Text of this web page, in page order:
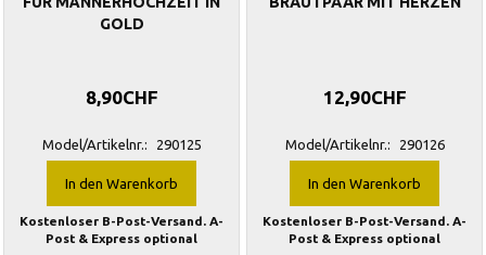
GOLD
8,90CHF
Model/Artikelnr.: 290125
In den Warenkorb
Kostenloser B-Post-Versand. A-
Post & Express optional
12,90CHF
Model/Artikelnr.: 290126
In den Warenkorb
Kostenloser B-Post-Versand. A-
Post & Express optional